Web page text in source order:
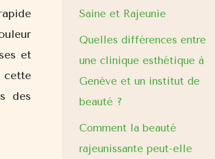
et
cette
des
Saine et Rajeunie
Quelles différences entre
une clinique esthétique à
Genève et un institut de
beauté ?
Comment la beauté
rajeunissante peut-elle